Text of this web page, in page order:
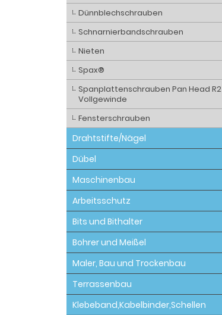
Dünnblechschrauben
Schnarnierbandschrauben
Nieten
Spax®
Spanplattenschrauben Pan Head R2
Vollgewinde
Fensterschrauben
Drahtstifte/Nägel
Dübel
Maschinenbau
Arbeitsschutz
Bits und Bithalter
Bohrer und Meißel
Maler, Bau und Trockenbau
Terrassenbau
Klebeband,Kabelbinder,Schellen